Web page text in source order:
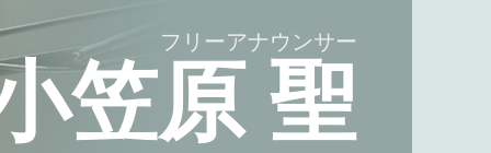
フリーアナウンサー
笠原 聖